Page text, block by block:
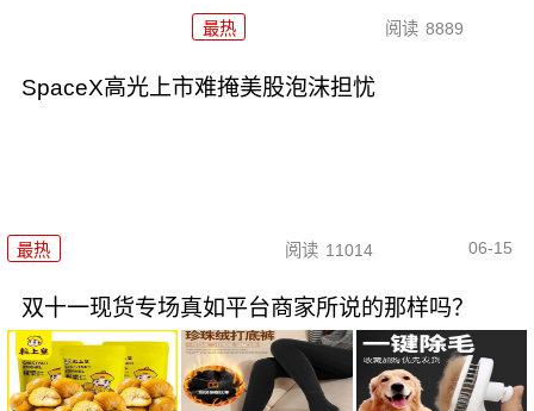
最热 阅读 8889
SpaceX高光上市难掩美股泡沫担忧
最热 阅读 11014 06-15
双十一现货专场真如平台商家所说的那样吗？